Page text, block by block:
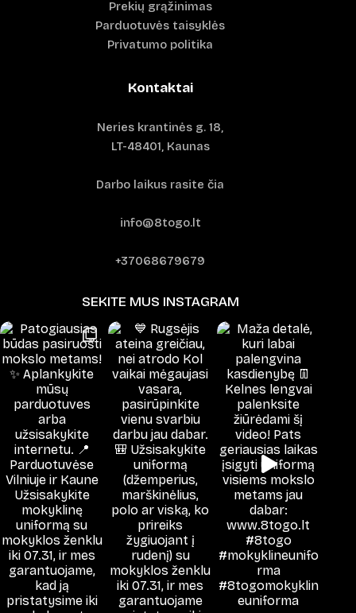
Prekių grąžinimas
Parduotuvės taisyklės
Privatumo politika
Kontaktai
Neries krantinės g. 18,
LT-48401, Kaunas
Darbo laikus rasite čia
info@8togo.lt
+37068679679
SEKITE MUS INSTAGRAM